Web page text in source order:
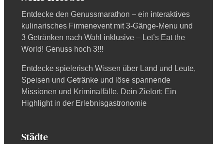
Entdecke den Genussmarathon – ein interaktives
kulinarisches Firmenevent mit 3-Gänge-Menu und
3 Getränken nach Wahl inklusive – Let’s Eat the
World! Genuss hoch 3!!!
Entdecke spielerisch Wissen über Land und Leute,
Speisen und Getränke und löse spannende
Missionen und Kriminalfälle. Dein Zielort: Ein
Highlight in der Erlebnisgastronomie
Städte